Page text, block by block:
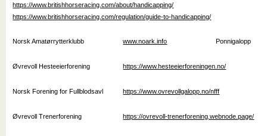
https://www.britishhorseracing.com/about/handicapping/
https://www.britishhorseracing.com/regulation/guide-to-handicapping/
Norsk Amatørrytterklubb www.noark.info Ponnigalopp
Øvrevoll Hesteeierforening https://www.hesteeierforeningen.no/
Norsk Forening for Fullblodsavl https://www.ovrevollgalopp.no/nfff
Øvrevoll Trenerforening https://ovrevoll-trenerforening.webnode.page/